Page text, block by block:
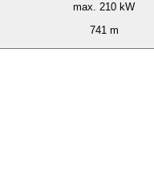
max. 210 kW
741 m